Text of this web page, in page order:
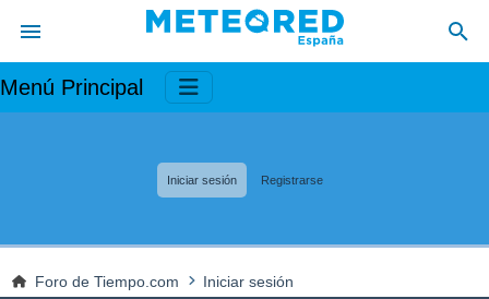
Menú Principal
Iniciar sesión Registrarse
Foro de Tiempo.com Iniciar sesión